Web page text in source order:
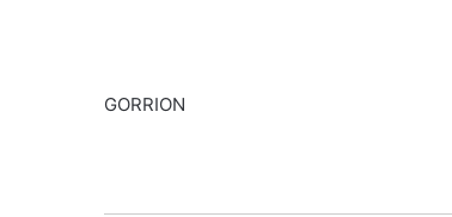
GORRION